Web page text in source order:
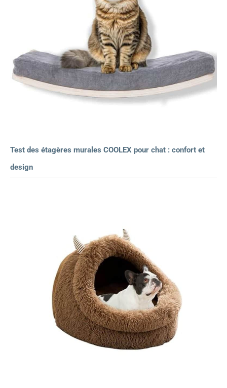
Test des étagères murales COOLEX pour chat : confort et
design